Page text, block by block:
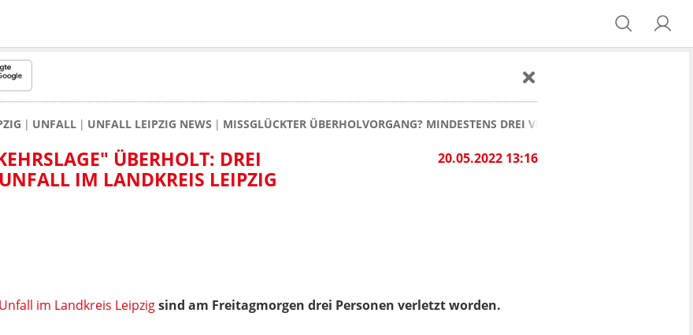
UNFALL UNFALL LEIPZIG NEWS MISSGLÜCKTER ÜBERHOLVORGANG? MINDESTENS DREI VERLETZTE BEI UNFALL IM
20.05.2022 13:16
ÜBERHOLT: DREI
IM LANDKREIS LEIPZIG
Unfall im Landkreis Leipzigsind am Freitagmorgen drei Personen verletzt worden.